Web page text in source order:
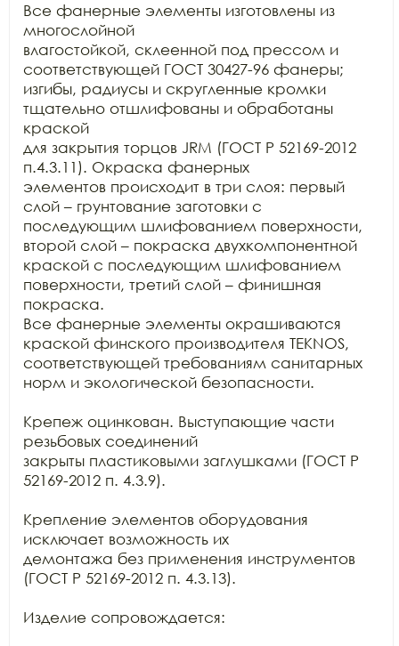
Все фанерные элементы изготовлены из
многослойной
влагостойкой, склеенной под прессом и
соответствующей ГОСТ 30427-96 фанеры;
изгибы, радиусы и скругленные кромки
тщательно отшлифованы и обработаны
краской
для закрытия торцов JRM (ГОСТ Р 52169-2012
п.4.3.11). Окраска фанерных
элементов происходит в три слоя: первый
слой – грунтование заготовки с
последующим шлифованием поверхности,
второй слой – покраска двухкомпонентной
краской с последующим шлифованием
поверхности, третий слой – финишная
покраска.
Все фанерные элементы окрашиваются
краской финского производителя TEKNOS,
соответствующей требованиям санитарных
норм и экологической безопасности.
Крепеж оцинкован. Выступающие части
резьбовых соединений
закрыты пластиковыми заглушками (ГОСТ Р
52169-2012 п. 4.3.9).
Крепление элементов оборудования
исключает возможность их
демонтажа без применения инструментов
(ГОСТ Р 52169-2012 п. 4.3.13).
Изделие сопровождается: